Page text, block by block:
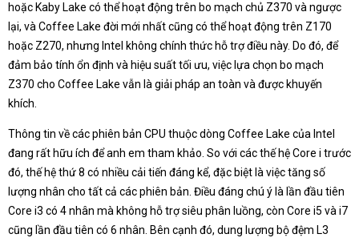
hoặc Kaby Lake có thể hoạt động trên bo mạch chủ Z370 và ngược
lại, và Coffee Lake đời mới nhất cũng có thể hoạt động trên Z170
hoặc Z270, nhưng Intel không chính thức hỗ trợ điều này. Do đó, để
đảm bảo tính ổn định và hiệu suất tối ưu, việc lựa chọn bo mạch
Z370 cho Coffee Lake vẫn là giải pháp an toàn và được khuyến
khích.
Thông tin về các phiên bản CPU thuộc dòng Coffee Lake của Intel
đang rất hữu ích để anh em tham khảo. So với các thế hệ Core i trước
đó, thế hệ thứ 8 có nhiều cải tiến đáng kể, đặc biệt là việc tăng số
lượng nhân cho tất cả các phiên bản. Điều đáng chú ý là lần đầu tiên
Core i3 có 4 nhân mà không hỗ trợ siêu phân luồng, còn Core i5 và i7
cũng lần đầu tiên có 6 nhân. Bên cạnh đó, dung lượng bộ đệm L3